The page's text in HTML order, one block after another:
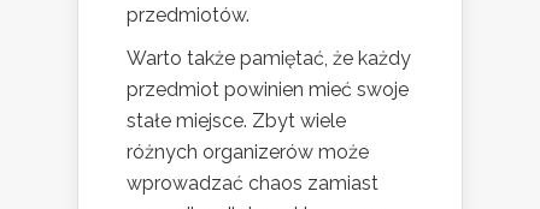
przedmiotów.
Warto także pamiętać, że każdy
przedmiot powinien mieć swoje
stałe miejsce. Zbyt wiele
różnych organizerów może
wprowadzać chaos zamiast